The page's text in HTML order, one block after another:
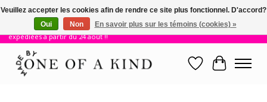
!! Nous sommes en vacances jusqu'au 23 août. Les commandes seront
expédiées à partir du 24 août !!
Liste dePanier
Veuillez accepter les cookies afin de rendre ce site plus fonctionnel. D'accord?
Oui
Non En savoir plus sur les témoins (cookies) »